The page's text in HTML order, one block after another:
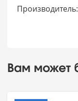
Вам может